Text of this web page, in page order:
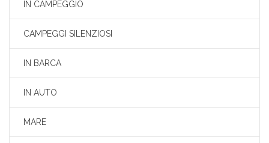
IN CAMPEGGIO
CAMPEGGI SILENZIOSI
IN BARCA
IN AUTO
MARE